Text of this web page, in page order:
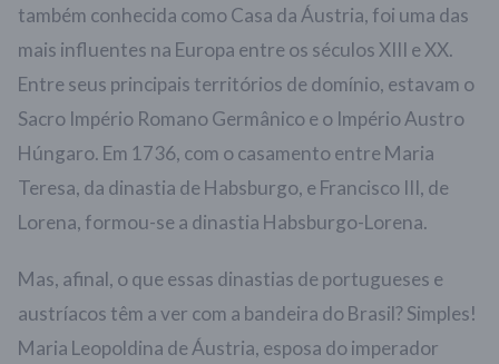
também conhecida como Casa da Áustria, foi uma das
mais influentes na Europa entre os séculos XIII e XX.
Entre seus principais territórios de domínio, estavam o
Sacro Império Romano Germânico e o Império Austro
Húngaro. Em 1736, com o casamento entre Maria
Teresa, da dinastia de Habsburgo, e Francisco III, de
Lorena, formou-se a dinastia Habsburgo-Lorena.
Mas, afinal, o que essas dinastias de portugueses e
austríacos têm a ver com a bandeira do Brasil? Simples!
Maria Leopoldina de Áustria, esposa do imperador